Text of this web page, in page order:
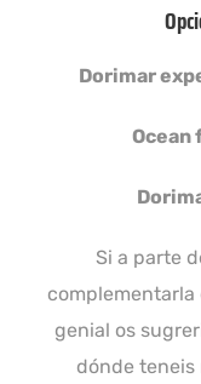
Dorimar
Ocean
Si a parte
complementarla
genial os
dónde teneis